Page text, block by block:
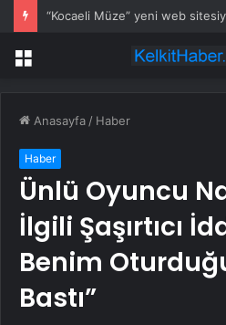
“Kocaeli Müze” yeni web
Menü
Anasayfa / Haber
Haber
Ünlü Oyuncu
İlgili Şaşırtıcı
Benim
Bastı”